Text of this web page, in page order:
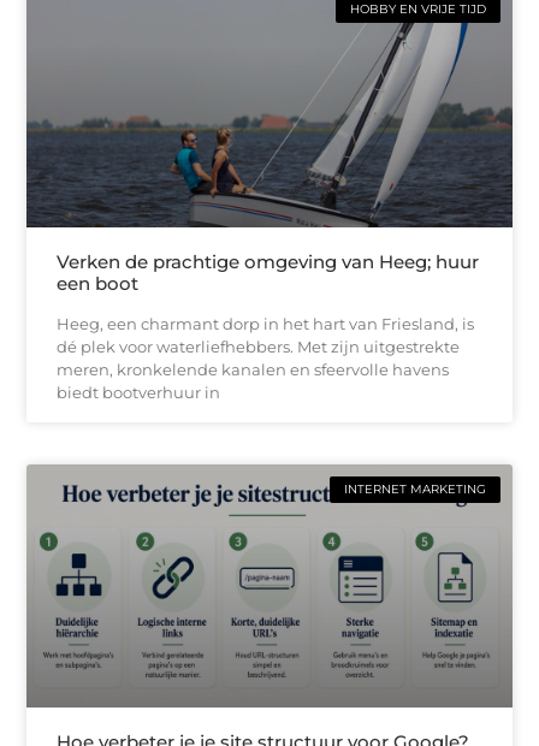
HOBBY EN VRIJE TIJD
Verken de prachtige omgeving van Heeg; huur
een boot
Heeg, een charmant dorp in het hart van Friesland, is
dé plek voor waterliefhebbers. Met zijn uitgestrekte
meren, kronkelende kanalen en sfeervolle havens
biedt bootverhuur in
INTERNET MARKETING
Hoe verbeter je je site structuur voor Google?